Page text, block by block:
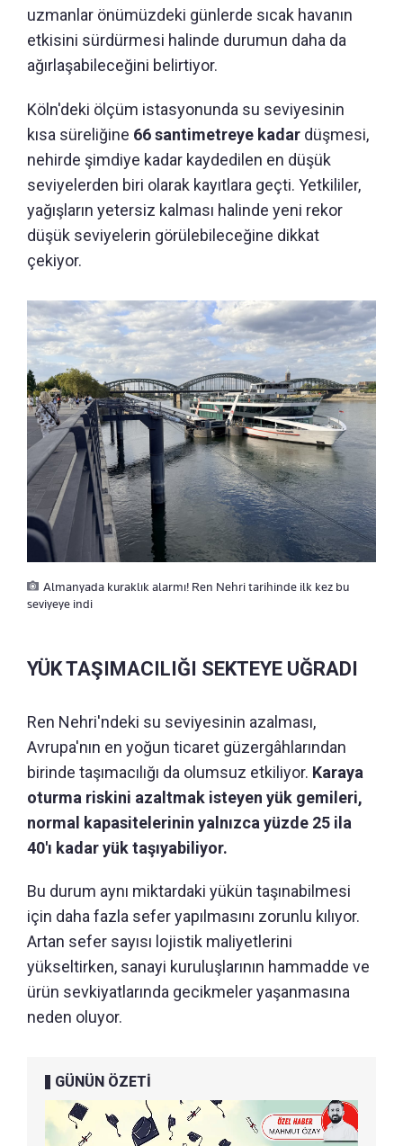
uzmanlar önümüzdeki günlerde sıcak havanın
etkisini sürdürmesi halinde durumun daha da
ağırlaşabileceğini belirtiyor.
Köln'deki ölçüm istasyonunda su seviyesinin
kısa süreliğine 66 santimetreye kadar düşmesi,
nehirde şimdiye kadar kaydedilen en düşük
seviyelerden biri olarak kayıtlara geçti. Yetkililer,
yağışların yetersiz kalması halinde yeni rekor
düşük seviyelerin görülebileceğine dikkat
çekiyor.
Almanyada kuraklık alarmı! Ren Nehri tarihinde ilk kez bu
seviyeye indi
YÜK TAŞIMACILIĞI SEKTEYE UĞRADI
Ren Nehri'ndeki su seviyesinin azalması,
Avrupa'nın en yoğun ticaret güzergâhlarından
birinde taşımacılığı da olumsuz etkiliyor. Karaya
oturma riskini azaltmak isteyen yük gemileri,
normal kapasitelerinin yalnızca yüzde 25 ila
40'ı kadar yük taşıyabiliyor.
Bu durum aynı miktardaki yükün taşınabilmesi
için daha fazla sefer yapılmasını zorunlu kılıyor.
Artan sefer sayısı lojistik maliyetlerini
yükseltirken, sanayi kuruluşlarının hammadde ve
ürün sevkiyatlarında gecikmeler yaşanmasına
neden oluyor.
GÜNÜN ÖZETİ